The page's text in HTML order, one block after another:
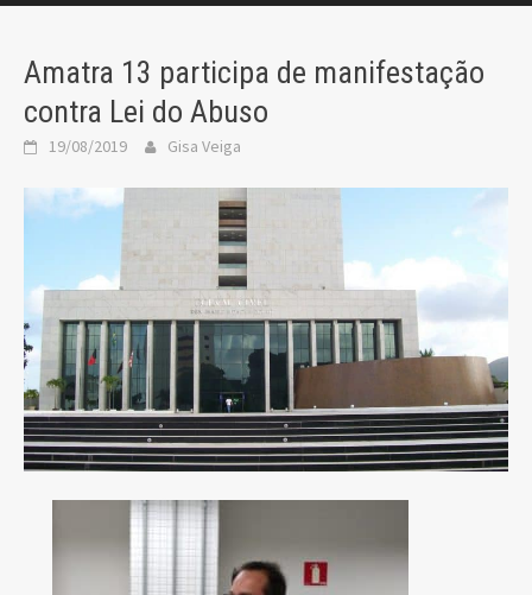
Amatra 13 participa de manifestação
contra Lei do Abuso
19/08/2019 Gisa Veiga